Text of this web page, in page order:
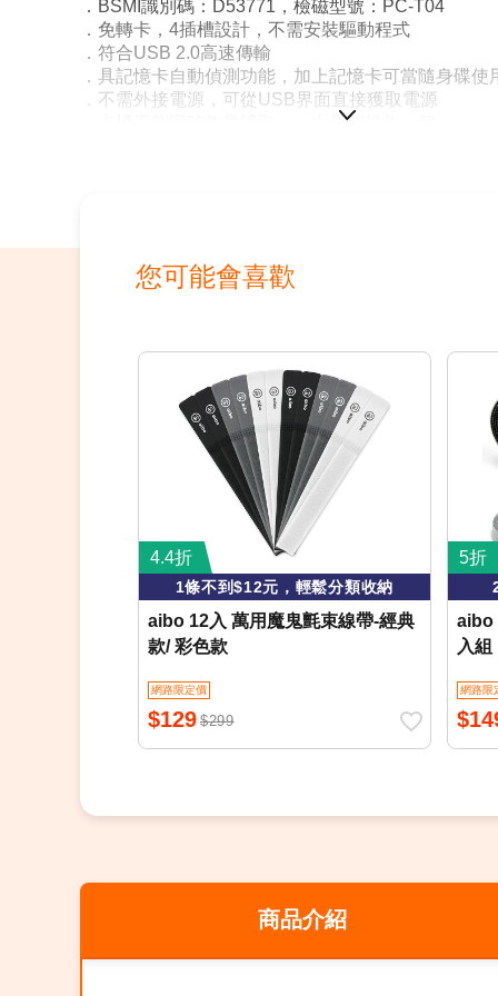
．BSMI識別碼：D53771，檢磁型號：PC-T04
．免轉卡，4插槽設計，不需安裝驅動程式
．符合USB 2.0高速傳輸
．具記憶卡自動偵測功能，加上記憶卡可當隨身碟使
．不需外接電源，可從USB界面直接獲取電源
．卡槽不能同時作業讀取，一次只能操作一個
您可能會喜歡
4.4折
1條不到$12元，輕鬆分類收納
aibo 12入 萬用魔鬼氈束線帶-經典
款/ 彩色款
網路限定價
$129 $299
5折
aibo
入組
網路限
商品介紹